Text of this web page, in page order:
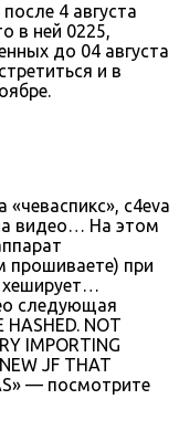
4 августа
в ней 0225,
до 04 августа
и в
c4eva
видео… На этом
прошиваете) при
хеширует…
следующая
HASHED. NOT
IMPORTING
JF THAT
— посмотрите